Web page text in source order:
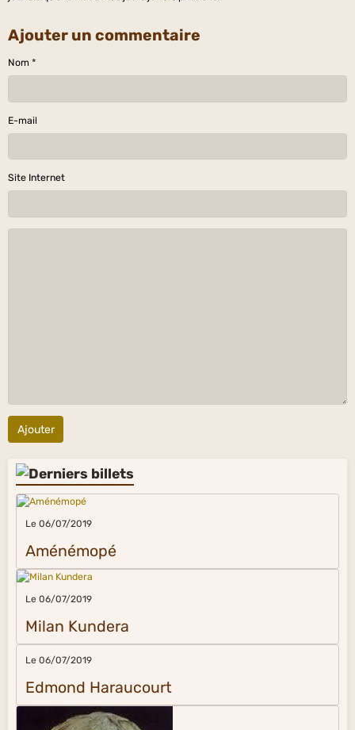
Ajouter un commentaire
Nom
E-mail
Site Internet
Ajouter
Le 06/07/2019
Aménémopé
Le 06/07/2019
Milan Kundera
Le 06/07/2019
Edmond Haraucourt